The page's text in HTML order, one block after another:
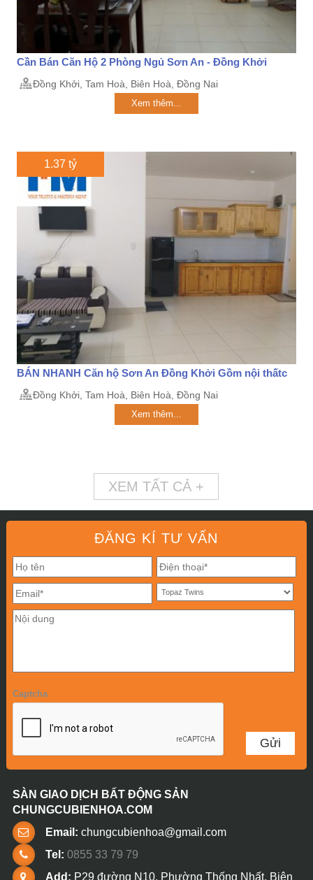
Cần Bán Căn Hộ 2 Phòng Ngủ Sơn An - Đồng Khởi
Đồng Khởi, Tam Hoà, Biên Hoà, Đồng Nai
Xem thêm...
1.37 tỷ
BÁN NHANH Căn hộ Sơn An Đồng Khởi Gồm nội thấtc
Đồng Khởi, Tam Hoà, Biên Hoà, Đồng Nai
Xem thêm...
XEM TẤT CẢ +
ĐĂNG KÍ TƯ VẤN
Captcha
SÀN GIAO DỊCH BẤT ĐỘNG SẢN
CHUNGCUBIENHOA.COM
Email: chungcubienhoa@gmail.com
Tel: 0855 33 79 79
Add: P29 đường N10, Phường Thống Nhất, Biên